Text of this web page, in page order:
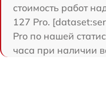
стоимость работ
127 Pro.
Pro по нашей
часа при наличии